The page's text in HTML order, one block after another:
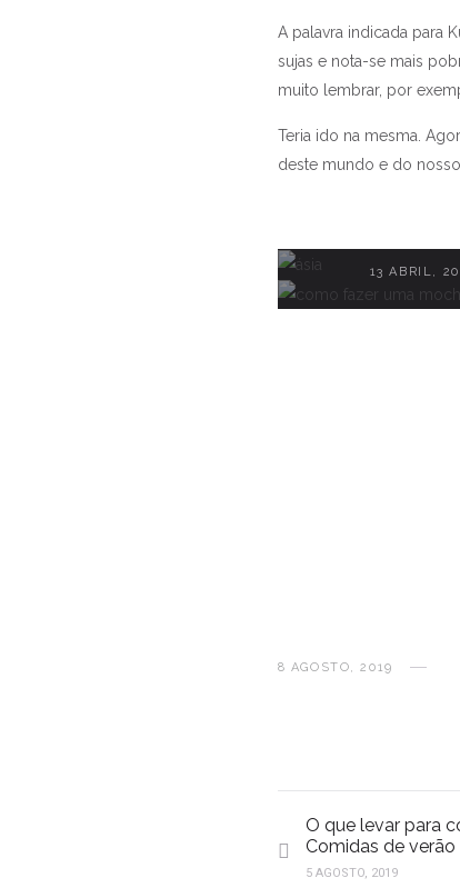
A palavra indicada para
sujas e nota-se mais
muito lembrar, por
Teria ido na mesma.
deste mundo e do
Ásia: três países
13 ABRIL,
8 AGOSTO, 2019
O que levar para
Comidas de verão
5 AGOSTO, 2019